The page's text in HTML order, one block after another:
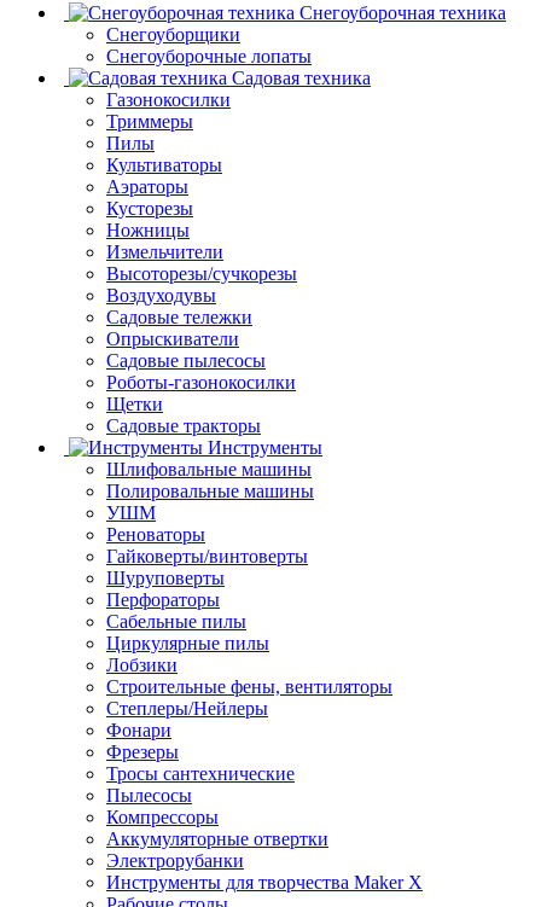
Снегоуборочная техника
Снегоуборщики
Снегоуборочные лопаты
Садовая техника
Газонокосилки
Триммеры
Пилы
Культиваторы
Аэраторы
Кусторезы
Ножницы
Измельчители
Высоторезы/сучкорезы
Воздуходувы
Садовые тележки
Опрыскиватели
Садовые пылесосы
Роботы-газонокосилки
Щетки
Садовые тракторы
Инструменты
Шлифовальные машины
Полировальные машины
УШМ
Реноваторы
Гайковерты/винтоверты
Шуруповерты
Перфораторы
Сабельные пилы
Циркулярные пилы
Лобзики
Строительные фены, вентиляторы
Степлеры/Нейлеры
Фонари
Фрезеры
Тросы сантехнические
Пылесосы
Компрессоры
Аккумуляторные отвертки
Электрорубанки
Инструменты для творчества Maker X